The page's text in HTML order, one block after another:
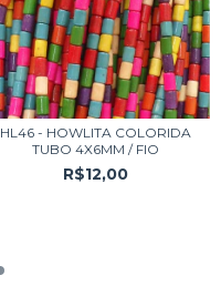
HL46 - HOWLITA COLORIDA
TUBO 4X6MM / FIO
R$12,00